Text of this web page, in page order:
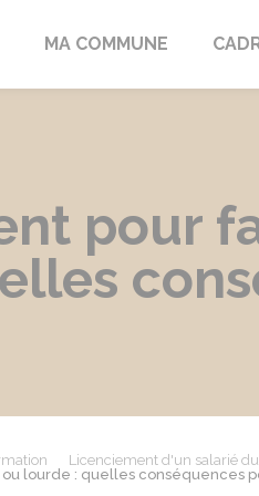
MA COMMUNE
pour
Licenciement d'un salarié
lourde : quelles conséquences